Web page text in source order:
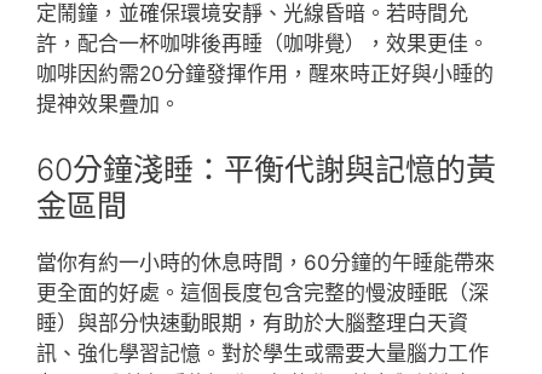
定鬧鐘，並確保環境安靜、光線昏暗。若時間允
許，配合一杯咖啡後再睡（咖啡覺），效果更佳。
咖啡因約需20分鐘發揮作用，醒來時正好與小睡的
提神效果疊加。
60分鐘淺睡：平衡代謝與記憶的黃
金區間
當你有約一小時的休息時間，60分鐘的午睡能帶來
更全面的好處。這個長度包含完整的慢波睡眠（深
睡）與部分快速動眼期，有助於大腦整理白天資
訊、強化學習記憶。對於學生或需要大量腦力工作